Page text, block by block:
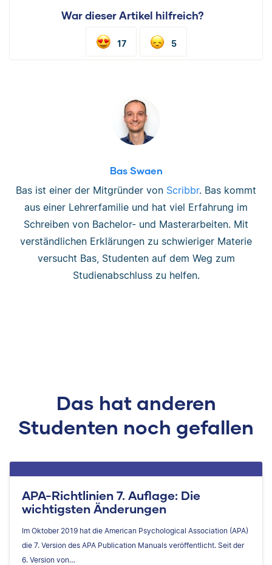
War dieser Artikel hilfreich?
17 5
Bas Swaen
Bas ist einer der Mitgründer von Scribbr. Bas kommt
aus einer Lehrerfamilie und hat viel Erfahrung im
Schreiben von Bachelor- und Masterarbeiten. Mit
verständlichen Erklärungen zu schwieriger Materie
versucht Bas, Studenten auf dem Weg zum
Studienabschluss zu helfen.
Das hat anderen
Studenten noch gefallen
APA-Richtlinien 7. Auflage: Die
wichtigsten Änderungen
Im Oktober 2019 hat die American Psychological Association (APA)
die 7. Version des APA Publication Manuals veröffentlicht. Seit der
6. Version von…